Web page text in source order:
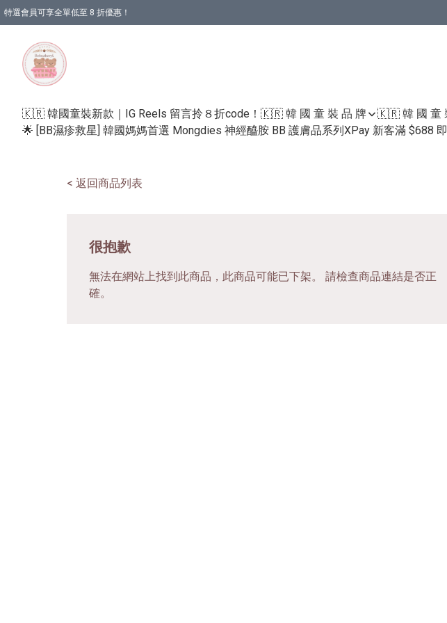
特選會員可享全單低至 8 折優惠！
🇰🇷 韓國童裝新款｜IG Reels 留言拎８折code！ 🇰🇷 韓 國 童 裝 品 牌 🇰🇷 韓 國 童
🌟 [BB濕疹救星] 韓國媽媽首選 Mongdies 神經醯胺 BB 護膚品系列XPay 新客滿 $688
< 返回商品列表
很抱歉
無法在網站上找到此商品，此商品可能已下架。 請檢查商品連結是否正
確。